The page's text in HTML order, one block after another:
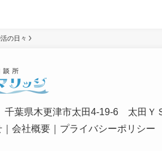
の日々
葉県木更津市太田4-19-6 太田Ｙ
会社概要 プライバシーポリシー